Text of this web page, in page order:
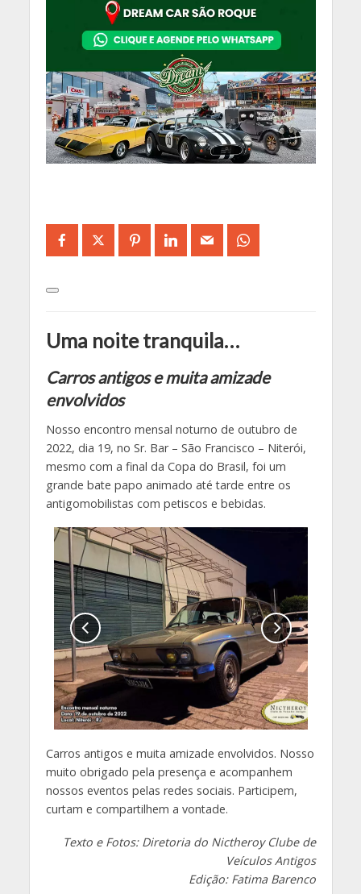
Uma noite tranquila…
Carros antigos e muita amizade
envolvidos
Nosso encontro mensal noturno de outubro de
2022, dia 19, no Sr. Bar – São Francisco – Niterói,
mesmo com a final da Copa do Brasil, foi um
grande bate papo animado até tarde entre os
antigomobilistas com petiscos e bebidas.
Carros antigos e muita amizade envolvidos. Nosso
muito obrigado pela presença e acompanhem
nossos eventos pelas redes sociais. Participem,
curtam e compartilhem a vontade.
Texto e Fotos: Diretoria do Nictheroy Clube de
Veículos Antigos
Edição: Fatima Barenco